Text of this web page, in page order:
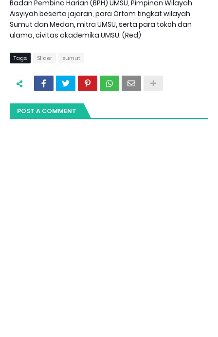
Badan Pembina Harian (BPH) UMSU, Pimpinan Wilayah
Aisyiyah beserta jajaran, para Ortom tingkat wilayah
Sumut dan Medan, mitra UMSU, serta para tokoh dan
ulama, civitas akademika UMSU. (Red)
Tags Slider sumut
POST A COMMENT